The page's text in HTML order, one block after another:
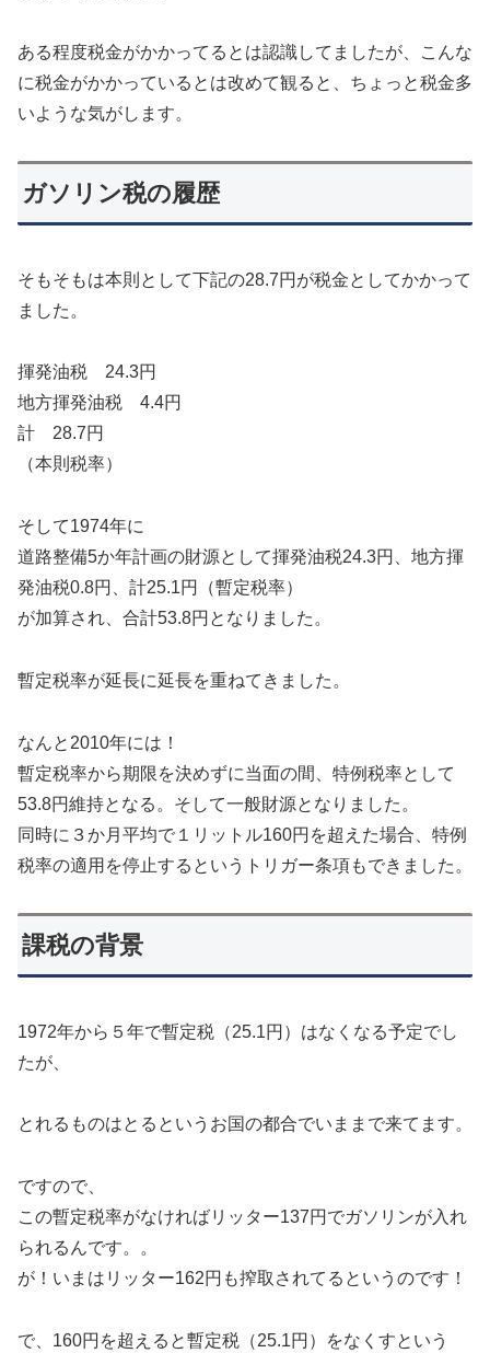
ある程度税金がかかってるとは認識してましたが、こんな
に税金がかかっているとは改めて観ると、ちょっと税金多
いような気がします。
ガソリン税の履歴
そもそもは本則として下記の28.7円が税金としてかかって
ました。
揮発油税 24.3円
地方揮発油税 4.4円
計 28.7円
（本則税率）
そして1974年に
道路整備5か年計画の財源として揮発油税24.3円、地方揮
発油税0.8円、計25.1円（暫定税率）
が加算され、合計53.8円となりました。
暫定税率が延長に延長を重ねてきました。
なんと2010年には！
暫定税率から期限を決めずに当面の間、特例税率として
53.8円維持となる。そして一般財源となりました。
同時に３か月平均で１リットル160円を超えた場合、特例
税率の適用を停止するというトリガー条項もできました。
課税の背景
1972年から５年で暫定税（25.1円）はなくなる予定でし
たが、
とれるものはとるというお国の都合でいままで来てます。
ですので、
この暫定税率がなければリッター137円でガソリンが入れ
られるんです。。
が！いまはリッター162円も搾取されてるというのです！
で、160円を超えると暫定税（25.1円）をなくすという